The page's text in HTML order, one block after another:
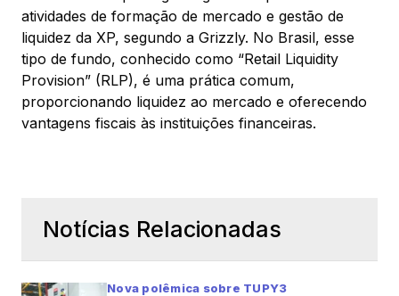
atividades de formação de mercado e gestão de
liquidez da XP, segundo a Grizzly. No Brasil, esse
tipo de fundo, conhecido como “Retail Liquidity
Provision” (RLP), é uma prática comum,
proporcionando liquidez ao mercado e oferecendo
vantagens fiscais às instituições financeiras.
Notícias Relacionadas
Nova polêmica sobre TUPY3